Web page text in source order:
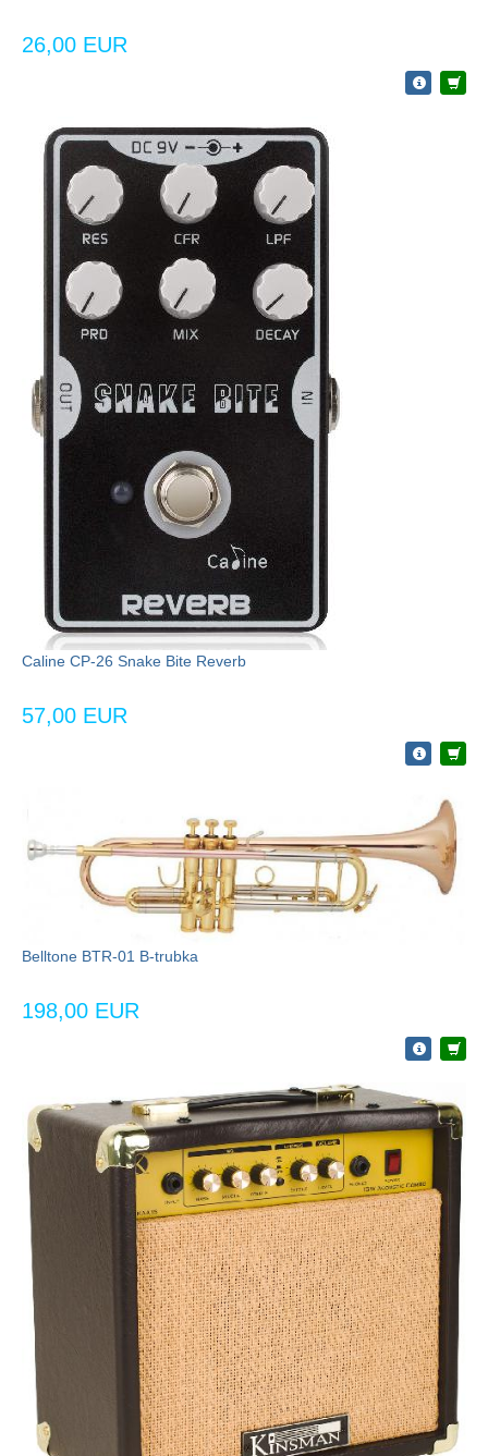
26,00 EUR
Caline CP-26 Snake Bite Reverb
57,00 EUR
Belltone BTR-01 B-trubka
198,00 EUR